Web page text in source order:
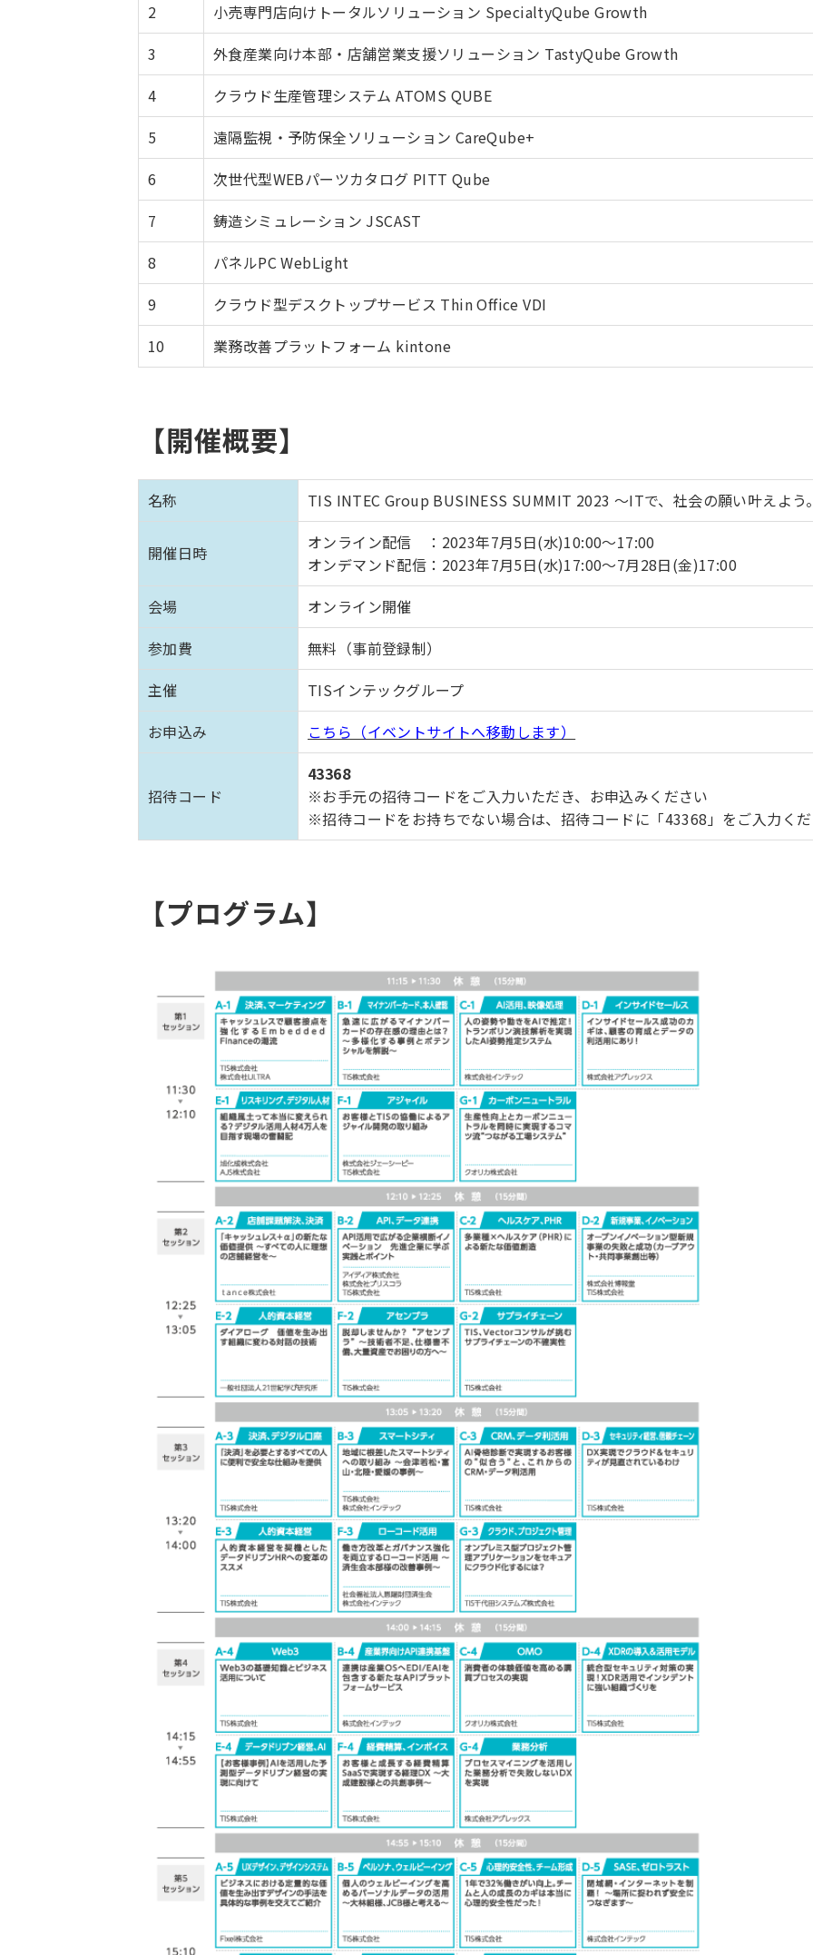
2
小売専門店向けトータルソリューション SpecialtyQube Growth
3
外食産業向け本部・店舗営業支援ソリューション TastyQube Growth
4
クラウド生産管理システム ATOMS QUBE
5
遠隔監視・予防保全ソリューション CareQube+
6
次世代型WEBパーツカタログ PITT Qube
7
鋳造シミュレーション JSCAST
8
パネルPC WebLight
9
クラウド型デスクトップサービス Thin Office VDI
10
業務改善プラットフォーム kintone
【開催概要】
名称 TIS INTEC Group BUSINESS SUMMIT 2023 ～ITで、社会の願い叶えよう
開催日時
オンライン配信 ：2023年7月5日(水)10:00～17:00
オンデマンド配信：2023年7月5日(水)17:00～7月28日(金)17:00
会場
オンライン開催
参加費
無料（事前登録制）
主催
TISインテックグループ
お申込み
こちら（イベントサイトへ移動します）
招待コード
43368
※お手元の招待コードをご入力いただき、お申込みください
※招待コードをお持ちでない場合は、招待コードに「43368」をご入力く
【プログラム】